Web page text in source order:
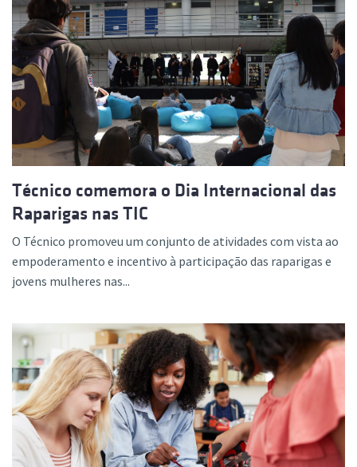
Técnico comemora o Dia Internacional das
Raparigas nas TIC
O Técnico promoveu um conjunto de atividades com vista ao
empoderamento e incentivo à participação das raparigas e
jovens mulheres nas...